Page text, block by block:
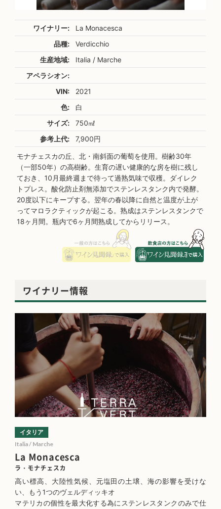
ワイナリー:
La Monacesca
品種:
Verdicchio
生産地域:
Italia / Marche
アペラシオン:
VIN:
2021
色:
白
サイズ:
750㎖
参考上代:
7,900円
モナチェスカの丘、北・南斜面の葡萄を使用。樹齢30年
（一部50年）の高樹齢。生育の遅い健康的な房を樹に残し
ておき、10月最終週まで待って過熟気味で収穫。ダイレク
トプレス。酸化防止剤無添加でステンレスタンク内で発酵。
20度以下にキープする。翌年の春以降に自然と温度が上が
ってマロラクティックが起こる。熟成はステンレスタンクで
18ヶ月間。瓶内で6ヶ月間熟成してからリリース。
ワイナリー情報
La Monacesca
ラ・モナチェスカ
イタリア
Italia / Marche
高い標高、大陸性気候、元塩田の土壌、海の影響を受けな
い、もう1つのヴェルディッキオ
マテリカの個性を最大化する為にステンレスタンクのみで仕